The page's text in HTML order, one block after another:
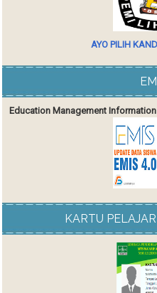
AYO PILIH
Education Management
KARTU